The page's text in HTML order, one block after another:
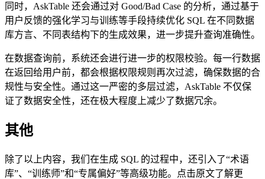
同时，AskTable 还会通过对 Good/Bad Case 的分析，通过基于
用户反馈的强化学习与训练等手段持续优化 SQL 在不同数据
库方言、不同表结构下的生成效果，进一步提升查询准确性。
在数据查询前，系统还会进行进一步的权限校验。每一行数据
在返回给用户前，都会根据权限规则再次过滤，确保数据的合
规性与安全性。通过这一严密的多层过滤，AskTable 不仅保
证了数据安全性，还在极大程度上减少了数据冗余。
其他
除了以上内容，我们在生成 SQL 的过程中，还引入了“术语
库”、“训练师”和“专属偏好”等高级功能。点击原文了解更